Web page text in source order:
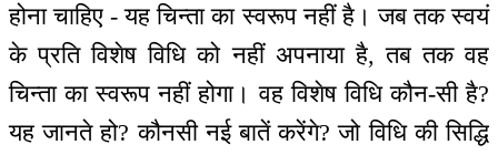
होना चाहिए - यह चिन्ता का स्वरूप नहीं है। जब तक स्वयं
के प्रति विशेष विधि को नहीं अपनाया है, तब तक वह
चिन्ता का स्वरूप नहीं होगा। वह विशेष विधि कौन-सी है?
यह जानते हो? कौनसी नई बातें करेंगे? जो विधि की सिद्धि